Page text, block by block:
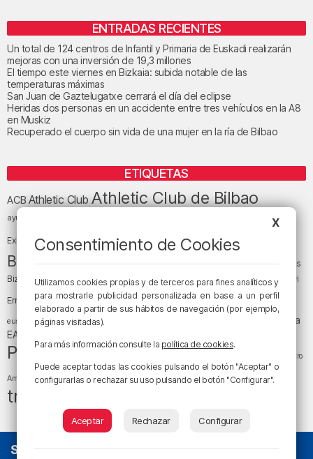
ENTRADAS RECIENTES
Un total de 124 centros de Infantil y Primaria de Euskadi realizarán
mejoras con una inversión de 19,3 millones
El tiempo este viernes en Bizkaia: subida notable de las
temperaturas máximas
San Juan de Gaztelugatxe cerrará el día del eclipse
Heridas dos personas en un accidente entre tres vehículos en la A8
en Muskiz
Recuperado el cuerpo sin vida de una mujer en la ría de Bilbao
ETIQUETAS
ACBAthletic ClubAthletic Club de Bilbao
ayuntamiento de Bilbao BEC (Bilbao
Exhibition Center) BilbaoBilbao Basket Bizkaia
Bizkaia y sus comarcas Copa del Rey cultura Cáritas
Bizkaia
Deusto Diócesis de Bilbao Egunon Bizkaia el tiempo Enkarterri
Ernesto Valverde Ertzaintza Euskadi (País Vasco)
euskera fiestas fútbol LaLiga
LaLiga
EA Sports
Política sociedadsucesos Teatro
Arriaga tiempotiempo atmosféricotráfico
tráfico en Bizkaia
SOBRE NOSOTROS
X
Consentimiento de Cookies
Utilizamos cookies propias y de terceros para fines analíticos y
para mostrarle publicidad personalizada en base a un perfil
elaborado a partir de sus hábitos de navegación (por ejemplo,
páginas visitadas).
Para más información consulte la política de cookies.
Puede aceptar todas las cookies pulsando el botón "Aceptar" o
configurarlas o rechazar su uso pulsando el botón "Configurar".
Aceptar Rechazar Configurar